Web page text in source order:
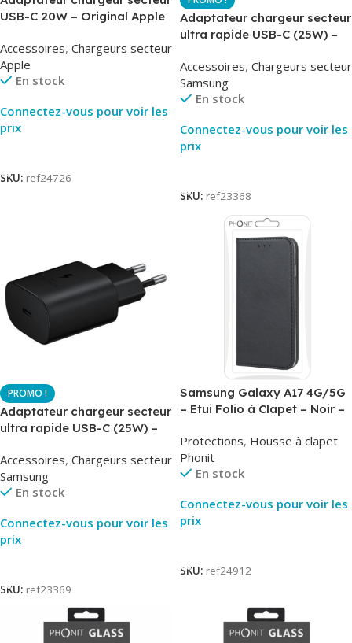
USB-C 20W – Original Apple
Original
Accessoires, Chargeurs secteur
Apple
En stock
Connectez-vous pour voir les
prix
SKU: ref24726
Adaptateur chargeur secteur
ultra rapide USB-C (25W) –
EP-TA800
Accessoires, Chargeurs secteur
Samsung
En stock
Connectez-vous pour voir les
prix
SKU: ref23368
Adaptateur chargeur secteur
ultra rapide USB-C (25W) –
TA800
Accessoires, Chargeurs secteur
Samsung
En stock
Connectez-vous pour voir les
prix
SKU: ref23369
Samsung Galaxy A17 4G/5G
– Etui Folio à Clapet – Noir –
Protections, Housse à clapet
Phonit
En stock
Connectez-vous pour voir les
prix
SKU: ref24912